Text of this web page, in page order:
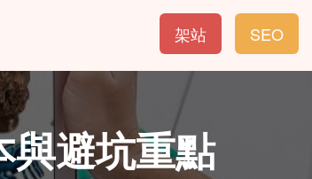
SEO
架站
與避坑重點